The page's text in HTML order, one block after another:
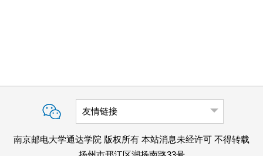
友情链接
南京邮电大学通达学院 版权所有 本站消息未经许可 不得转载